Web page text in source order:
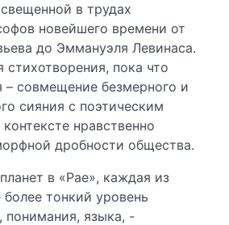
в трудах
новейшего времени от
до Эммануэля Левинаса.
пока что
совмещение безмерного и
сияния с поэтическим
нравственно
дробности общества.
в «Рае», каждая из
тонкий уровень
языка, -